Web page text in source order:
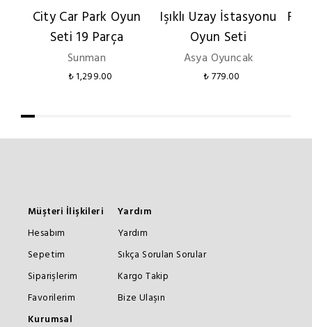
City Car Park Oyun
Seti 19 Parça
Sunman
₺ 1,299.00
Işıklı Uzay İstasyonu
Oyun Seti
Asya Oyuncak
₺ 779.00
Müşteri İlişkileri
Hesabım
Sepetim
Siparişlerim
Favorilerim
Yardım
Yardım
Sıkça Sorulan Sorular
Kargo Takip
Bize Ulaşın
Kurumsal